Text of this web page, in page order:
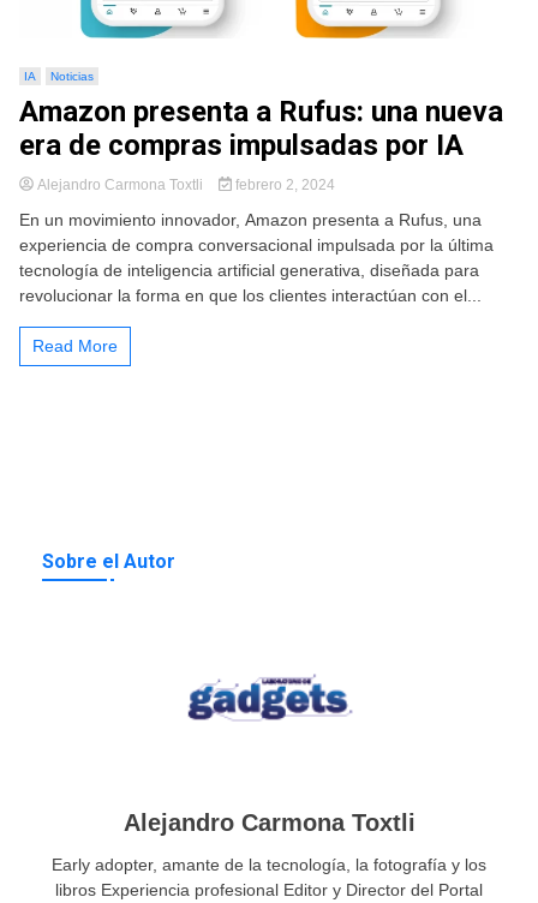
IA Noticias
Amazon presenta a Rufus: una nueva
era de compras impulsadas por IA
Alejandro Carmona Toxtli febrero 2, 2024
En un movimiento innovador, Amazon presenta a Rufus, una
experiencia de compra conversacional impulsada por la última
tecnología de inteligencia artificial generativa, diseñada para
revolucionar la forma en que los clientes interactúan con el...
Read More
Sobre el Autor
Alejandro Carmona Toxtli
Early adopter, amante de la tecnología, la fotografía y los
libros Experiencia profesional Editor y Director del Portal